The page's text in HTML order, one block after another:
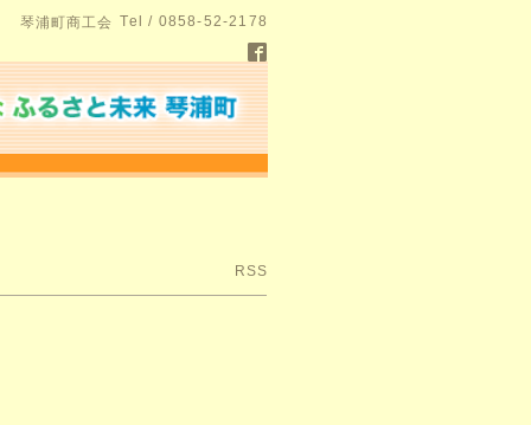
琴浦町商工会 Tel / 0858-52-2178
RSS